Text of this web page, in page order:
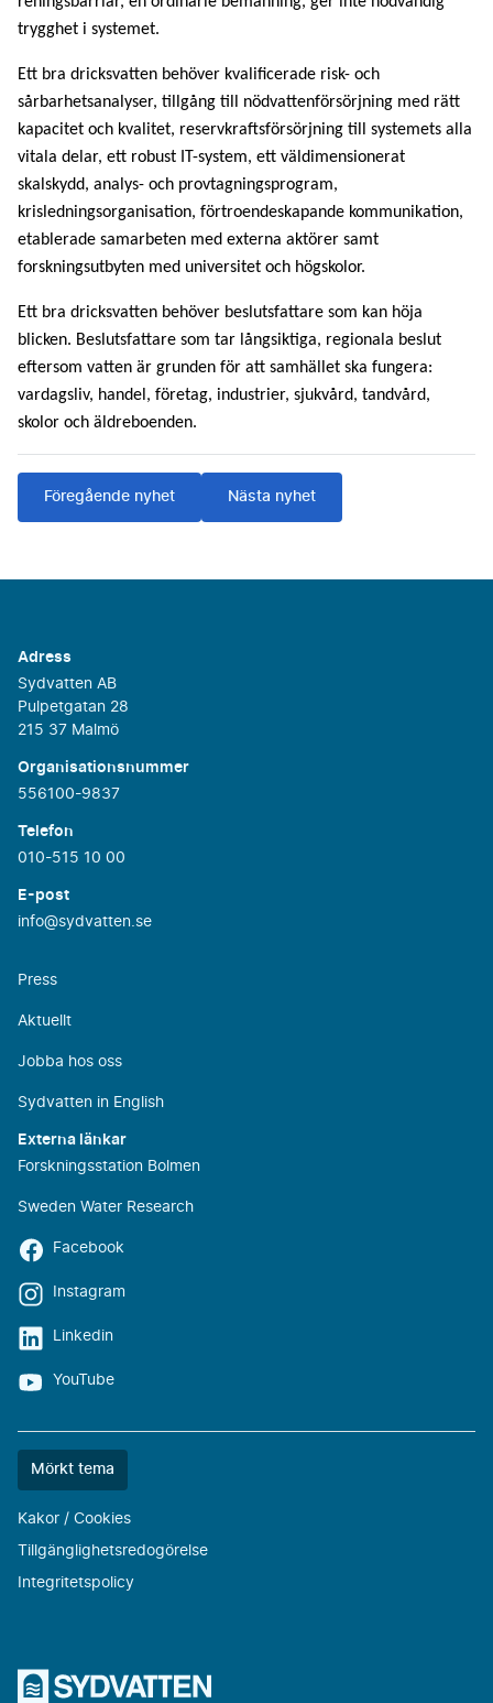
trygghet i systemet.
Ett bra dricksvatten behöver kvalificerade risk- och
sårbarhetsanalyser, tillgång till nödvattenförsörjning med rätt
kapacitet och kvalitet, reservkraftsförsörjning till systemets alla
vitala delar, ett robust IT-system, ett väldimensionerat
skalskydd, analys- och provtagningsprogram,
krisledningsorganisation, förtroendeskapande kommunikation,
etablerade samarbeten med externa aktörer samt
forskningsutbyten med universitet och högskolor.
Ett bra dricksvatten behöver beslutsfattare som kan höja
blicken. Beslutsfattare som tar långsiktiga, regionala beslut
eftersom vatten är grunden för att samhället ska fungera:
vardagsliv, handel, företag, industrier, sjukvård, tandvård,
skolor och äldreboenden.
Föregående nyhet Nästa nyhet
Adress
Sydvatten AB
Pulpetgatan 28
215 37 Malmö
Organisationsnummer
556100-9837
Telefon
010-515 10 00
E-post
info@sydvatten.se
Press
Aktuellt
Jobba hos oss
Sydvatten in English
Externa länkar
Forskningsstation Bolmen
Sweden Water Research
Facebook
Instagram
Linkedin
YouTube
Färgtemat
Mörkt tema
Kakor / Cookies
Tillgänglighetsredogörelse
Integritetspolicy